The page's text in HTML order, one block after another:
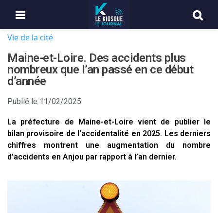
Vie de la cité
Maine-et-Loire. Des accidents plus
nombreux que l’an passé en ce début
d’année
Publié le 11/02/2025
La préfecture de Maine-et-Loire vient de publier le
bilan provisoire de l'accidentalité en 2025. Les derniers
chiffres montrent une augmentation du nombre
d’accidents en Anjou par rapport à l’an dernier.